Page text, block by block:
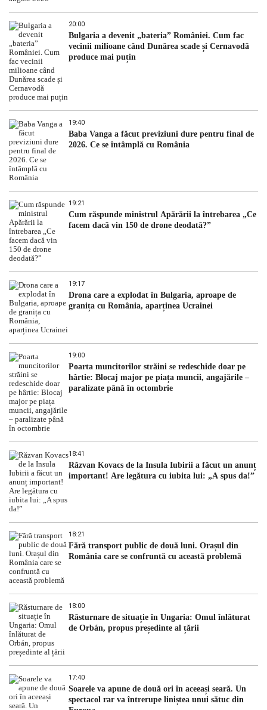
20:00
Bulgaria a devenit „bateria” României. Cum fac
vecinii milioane când Dunărea scade și Cernavodă
produce mai puțin
19:40
Baba Vanga a făcut previziuni dure pentru final de
2026. Ce se întâmplă cu România
19:21
Cum răspunde ministrul Apărării la întrebarea „Ce
facem dacă vin 150 de drone deodată?”
19:17
Drona care a explodat în Bulgaria, aproape de
granița cu România, aparținea Ucrainei
19:00
Poarta muncitorilor străini se redeschide doar pe
hârtie: Blocaj major pe piața muncii, angajările –
paralizate până în octombrie
18:41
Răzvan Kovacs de la Insula Iubirii a făcut un anunț
important! Are legătura cu iubita lui: „A spus da!”
18:21
Fără transport public de două luni. Orașul din
România care se confruntă cu această problemă
18:00
Răsturnare de situație în Ungaria: Omul înlăturat
de Orbán, propus președinte al țării
17:40
Soarele va apune de două ori în aceeași seară. Un
spectacol rar va întrerupe liniștea unui sătuc din